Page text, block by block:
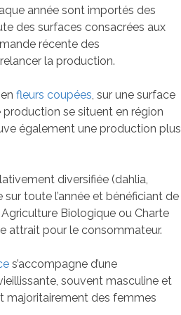
année sont importés des
des surfaces consacrées aux
récente des
la production.
fleurs coupées, sur une surface
se situent en région
également une production plus
diversifiée (dahlia,
sur toute l’année et bénéficiant de
Biologique ou Charte
attrait pour le consommateur.
s’accompagne d’une
souvent masculine et
majoritairement des femmes